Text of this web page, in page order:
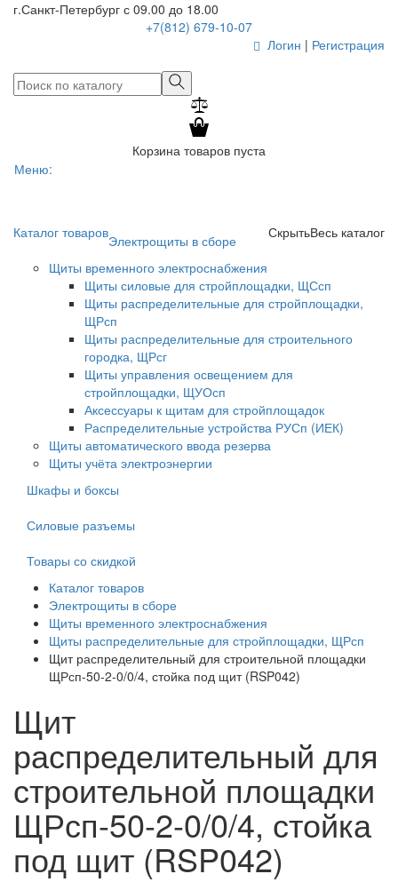
г.Санкт-Петербург с 09.00 до 18.00
+7(812) 679-10-07
Логин | Регистрация
Корзина товаров пуста
Меню:
Каталог товаров Весь каталог
Скрыть
Электрощиты в сборе
Щиты временного электроснабжения
Щиты силовые для стройплощадки, ЩСсп
Щиты распределительные для стройплощадки,
ЩРсп
Щиты распределительные для строительного
городка, ЩРсг
Щиты управления освещением для
стройплощадки, ЩУОсп
Аксессуары к щитам для стройплощадок
Распределительные устройства РУСп (ИЕК)
Щиты автоматического ввода резерва
Щиты учёта электроэнергии
Шкафы и боксы
Силовые разъемы
Товары со скидкой
Каталог товаров
Электрощиты в сборе
Щиты временного электроснабжения
Щиты распределительные для стройплощадки, ЩРсп
Щит распределительный для строительной площадки
ЩРсп-50-2-0/0/4, стойка под щит (RSP042)
Щит
распределительный для
строительной площадки
ЩРсп-50-2-0/0/4, стойка
под щит (RSP042)